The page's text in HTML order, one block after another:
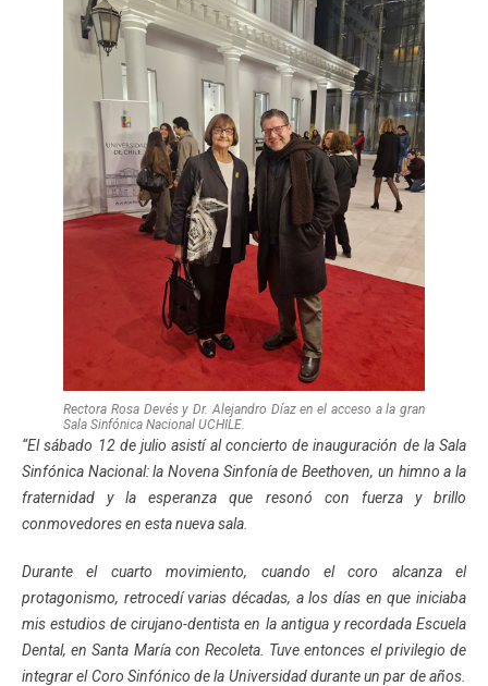
Rectora Rosa Devés y Dr. Alejandro Díaz en el acceso a la gran
Sala Sinfónica Nacional UCHILE.
“El sábado 12 de julio asistí al concierto de inauguración de la Sala
Sinfónica Nacional: la Novena Sinfonía de Beethoven, un himno a la
fraternidad y la esperanza que resonó con fuerza y brillo
conmovedores en esta nueva sala.
Durante el cuarto movimiento, cuando el coro alcanza el
protagonismo, retrocedí varias décadas, a los días en que iniciaba
mis estudios de cirujano-dentista en la antigua y recordada Escuela
Dental, en Santa María con Recoleta. Tuve entonces el privilegio de
integrar el Coro Sinfónico de la Universidad durante un par de años.